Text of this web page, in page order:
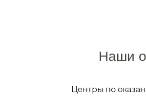
Наши
Центры по